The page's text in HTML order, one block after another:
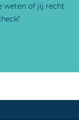
weten of jij recht